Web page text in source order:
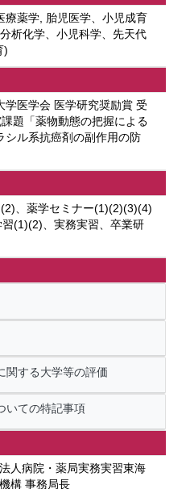
療薬学, 胎児医学、小児成育
析化学、小児科学、先天代
)
学医学会 医学研究奨励賞 受
題「薬物動態の把握による
シル系抗癌剤の副作用の防
、薬学セミナー(1)(2)(3)(4)
(1)(2)、実務実習、卒業研
関する大学等の評価
いての特記事項
人病院・薬局実務実習東海
構 事務局長